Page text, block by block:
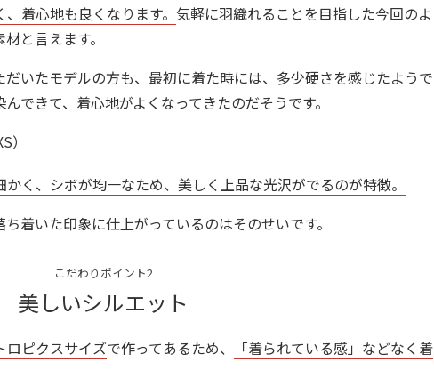
着心地も良くなります。 気軽に羽織れることを目指した今回のよ
と言えます。
いたモデルの方も、最初に着た時には、多少硬さを感じたようで
できて、着心地がよくなってきたのだそうです。
かく、シボが均一なため、美しく上品な光沢がでるのが特徴。
着いた印象に仕上がっているのはそのせいです。
こだわりポイント2
美しいシルエット
ロピクスサイズで作ってあるため、
「着られている感」などなく着